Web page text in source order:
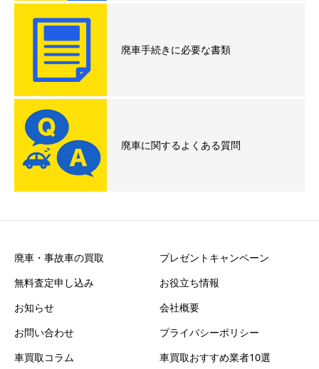
廃車手続きに必要な書類
廃車に関するよくある質問
廃車・事故車の買取
プレゼントキャンペーン
無料査定申し込み
お役立ち情報
お知らせ
会社概要
お問い合わせ
プライバシーポリシー
車買取コラム
車買取おすすめ業者10選